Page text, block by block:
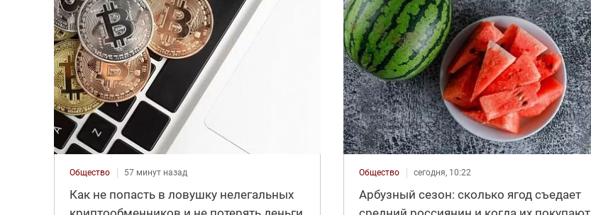
Общество 57 минут назад
Как не попасть в ловушку нелегальных
Общество сегодня, 10:22
Арбузный сезон: сколько ягод съедает